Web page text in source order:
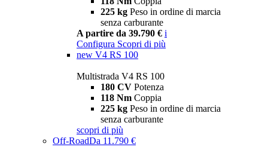
225 kg Peso in ordine di marcia
senza carburante
A partire da 39.790 € i
Configura Scopri di più
new V4 RS 100
Multistrada V4 RS 100
180 CV Potenza
118 Nm Coppia
225 kg Peso in ordine di marcia
senza carburante
scopri di più
Off-RoadDa 11.790 €